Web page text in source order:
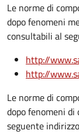
Le norme di
dopo fenomeni
consultabili al
http://
http://
Le norme di
dopo fenomeni
seguente